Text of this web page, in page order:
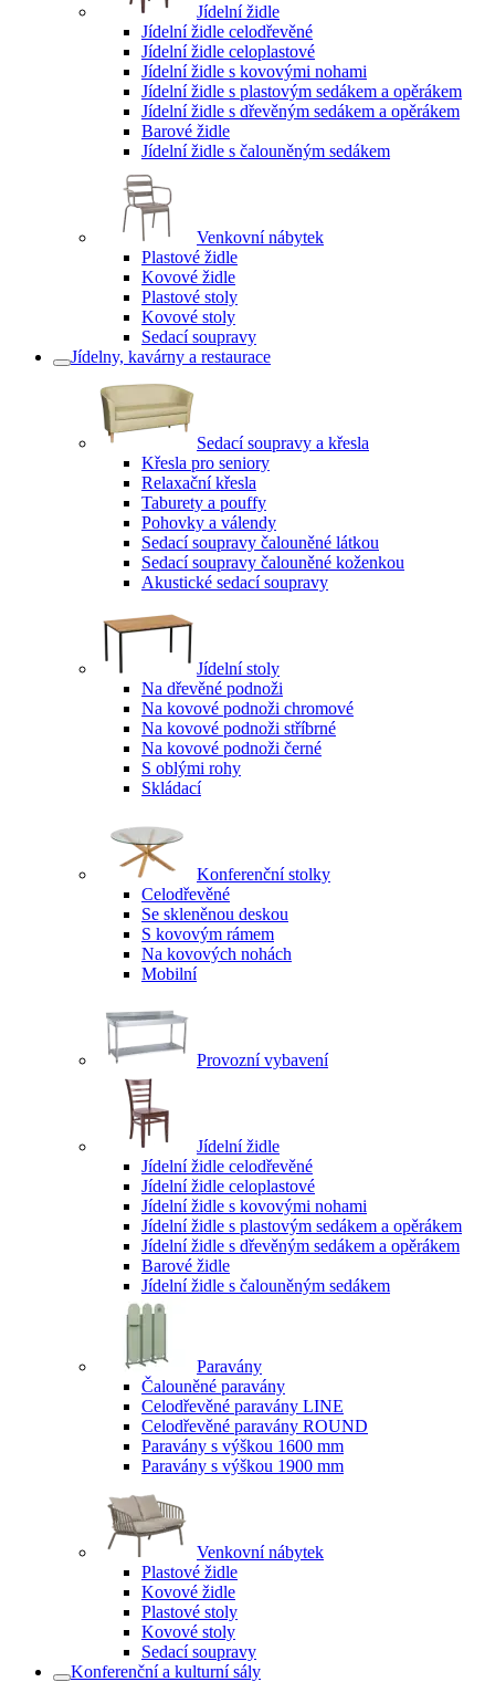
Jídelní židle
Jídelní židle celodřevěné
Jídelní židle celoplastové
Jídelní židle s kovovými nohami
Jídelní židle s plastovým sedákem a opěrákem
Jídelní židle s dřevěným sedákem a opěrákem
Barové židle
Jídelní židle s čalouněným sedákem
Venkovní nábytek
Plastové židle
Kovové židle
Plastové stoly
Kovové stoly
Sedací soupravy
Jídelny, kavárny a restaurace
Sedací soupravy a křesla
Křesla pro seniory
Relaxační křesla
Taburety a pouffy
Pohovky a válendy
Sedací soupravy čalouněné látkou
Sedací soupravy čalouněné koženkou
Akustické sedací soupravy
Jídelní stoly
Na dřevěné podnoži
Na kovové podnoži chromové
Na kovové podnoži stříbrné
Na kovové podnoži černé
S oblými rohy
Skládací
Konferenční stolky
Celodřevěné
Se skleněnou deskou
S kovovým rámem
Na kovových nohách
Mobilní
Provozní vybavení
Jídelní židle
Jídelní židle celodřevěné
Jídelní židle celoplastové
Jídelní židle s kovovými nohami
Jídelní židle s plastovým sedákem a opěrákem
Jídelní židle s dřevěným sedákem a opěrákem
Barové židle
Jídelní židle s čalouněným sedákem
Paravány
Čalouněné paravány
Celodřevěné paravány LINE
Celodřevěné paravány ROUND
Paravány s výškou 1600 mm
Paravány s výškou 1900 mm
Venkovní nábytek
Plastové židle
Kovové židle
Plastové stoly
Kovové stoly
Sedací soupravy
Konferenční a kulturní sály